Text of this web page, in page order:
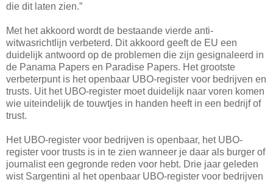
die dit laten zien.”
Met het akkoord wordt de bestaande vierde anti-
witwasrichtlijn verbeterd. Dit akkoord geeft de EU een
duidelijk antwoord op de problemen die zijn gesignaleerd in
de Panama Papers en Paradise Papers. Het grootste
verbeterpunt is het openbaar UBO-register voor bedrijven en
trusts. Uit het UBO-register moet duidelijk naar voren komen
wie uiteindelijk de touwtjes in handen heeft in een bedrijf of
trust.
Het UBO-register voor bedrijven is openbaar, het UBO-
register voor trusts is in te zien wanneer je daar als burger of
journalist een gegronde reden voor hebt. Drie jaar geleden
wist Sargentini al het openbaar UBO-register voor bedrijven